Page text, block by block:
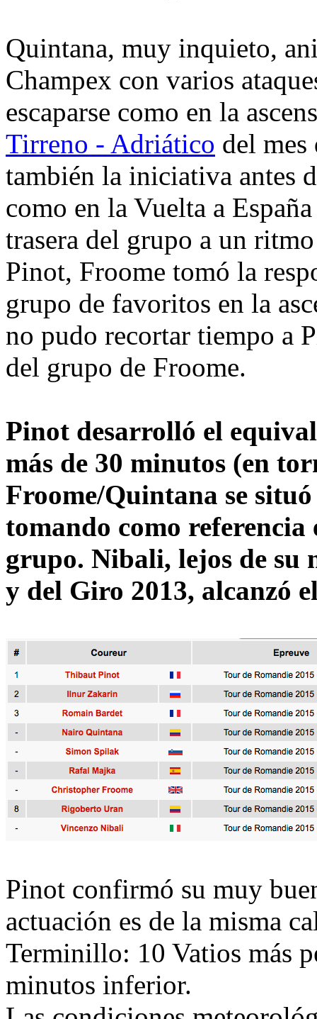
Quintana, muy inquieto,
Champex con varios
escaparse como en la
Tirreno - Adriático del
también la iniciativa antes
como en la Vuelta a
trasera del grupo a un
Pinot, Froome tomó la
grupo de favoritos en la
no pudo recortar tiempo a
del grupo de Froome.
Pinot desarrolló el
más de 30 minutos (en
Froome/Quintana se
tomando como referencia
grupo. Nibali, lejos de su
y del Giro 2013, alcanzó
Pinot confirmó su muy
actuación es de la misma
Terminillo: 10 Vatios más
minutos inferior.